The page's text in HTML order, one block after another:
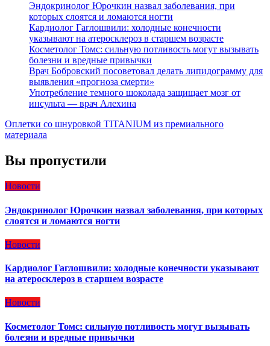
Эндокринолог Юрочкин назвал заболевания, при
которых слоятся и ломаются ногти
Кардиолог Гаглошвили: холодные конечности
указывают на атеросклероз в старшем возрасте
Косметолог Томс: сильную потливость могут вызывать
болезни и вредные привычки
Врач Бобровский посоветовал делать липидограмму для
выявления «прогноза смерти»
Употребление темного шоколада защищает мозг от
инсульта — врач Алехина
Оплетки со шнуровкой TITANIUM из премиального
материала
Вы пропустили
Новости
Эндокринолог Юрочкин назвал заболевания, при которых
слоятся и ломаются ногти
Новости
Кардиолог Гаглошвили: холодные конечности указывают
на атеросклероз в старшем возрасте
Новости
Косметолог Томс: сильную потливость могут вызывать
болезни и вредные привычки